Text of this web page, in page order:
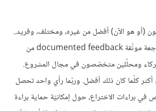
(أو هو الآن) أفضل من غيره، ومختلف، وفريد..
فأنت بحاجة لتغذية راجعة موثّقة documented feedback من
ومحلّلين متخصّصون في مجال المشروع.
كلّما كان ذلك أفضل. وربّما رأي واحد تحصل
براءات الاختراع، حول إمكانيّة حماية براءة